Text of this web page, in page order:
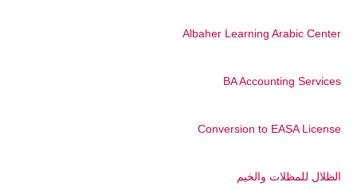
Albaher Learning Arabic Center
BA Accounting Services
Conversion to EASA License
الظلال للمظلات والخيم